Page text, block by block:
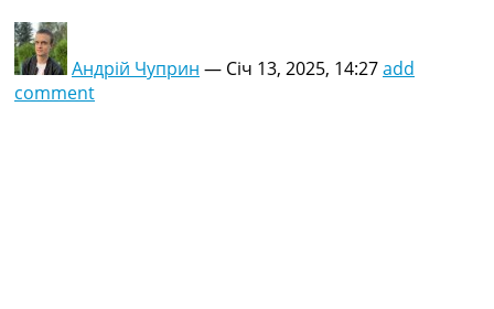
Андрій Чуприн — Січ 13, 2025, 14:27add
comment